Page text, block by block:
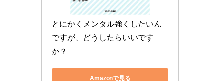
とにかくメンタル強くしたいん
ですが、どうしたらいいです
か？
Amazonで見る